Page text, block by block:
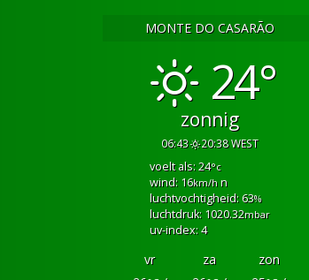
MONTE DO CASARÃO
24°
zonnig
06:43 20:38 WEST
voelt als: 24°c
wind: 16km/h n
luchtvochtigheid: 63%
luchtdruk: 1020.32mbar
uv-index: 4
vr za
zon